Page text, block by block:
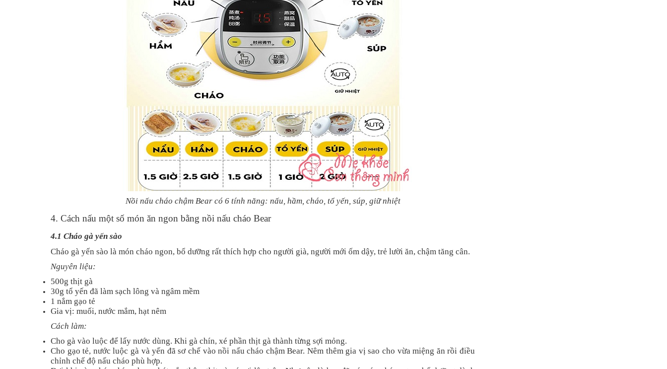
Nồi nấu cháo chậm Bear có 6 tính năng: nấu, hầm, cháo, tổ yến, súp, giữ nhiệt
4. Cách nấu một số món ăn ngon bằng nồi nấu cháo Bear
4.1 Cháo gà yến sào
Cháo gà yến sào là món cháo ngon, bổ dưỡng rất thích hợp cho người già, người mới ốm dậy, trẻ lười ăn, chậm tăng cân.
Nguyên liệu:
500g thịt gà
30g tổ yến đã làm sạch lông và ngâm mềm
1 nắm gạo tẻ
Gia vị: muối, nước mắm, hạt nêm
Cách làm:
Cho gà vào luộc để lấy nước dùng. Khi gà chín, xé phần thịt gà thành từng sợi mỏng.
Cho gạo tẻ, nước luộc gà và yến đã sơ chế vào nồi nấu cháo chậm Bear. Nêm thêm gia vị sao cho vừa miệng ăn rồi điều
chỉnh chế độ nấu cháo phù hợp.